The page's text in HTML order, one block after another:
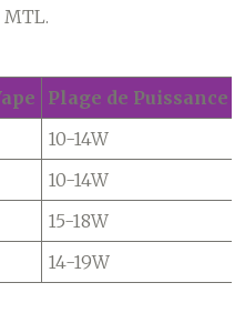
Plage de Puissance
10-14W
10-14W
15-18W
14-19W